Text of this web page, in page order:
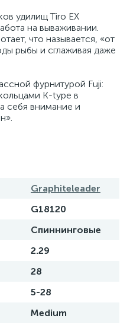
удилищ Tiro EX
на вываживании.
что называется, «от
рыбы и сглаживая даже
фурнитурой Fuji:
K-type в
себя внимание и
Graphiteleader
G18120
Спиннинговые
2.29
28
5-28
Medium